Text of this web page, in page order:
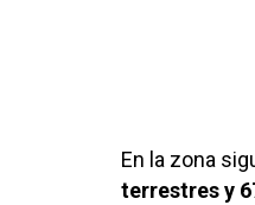
En la zona
terrestres y